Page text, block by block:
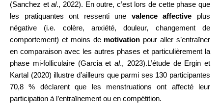
(Sanchez etal., 2022). En outre, c’est lors de cette phase que
les pratiquantes ont ressenti une valence affective plus
négative (i.e. colère, anxiété, douleur, changement de
comportement) et moins de motivation pour aller s’entraîner
en comparaison avec les autres phases et particulièrement la
phase mi-folliculaire (Garcia et al., 2023).L’étude de Ergin et
Kartal (2020) illustre d’ailleurs que parmi ses 130 participantes
70,8 % déclarent que les menstruations ont affecté leur
participation à l’entraînement ou en compétition.